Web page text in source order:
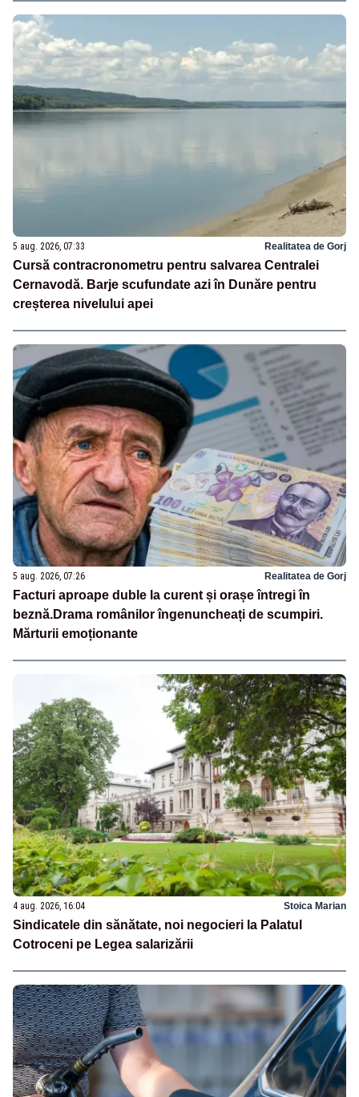
5 aug. 2026, 07:33 Realitatea de Gorj
Cursă contracronometru pentru salvarea Centralei
Cernavodă. Barje scufundate azi în Dunăre pentru
creșterea nivelului apei
5 aug. 2026, 07:26 Realitatea de Gorj
Facturi aproape duble la curent și orașe întregi în
beznă.Drama românilor îngenuncheați de scumpiri.
Mărturii emoționante
4 aug. 2026, 16:04 Stoica Marian
Sindicatele din sănătate, noi negocieri la Palatul
Cotroceni pe Legea salarizării